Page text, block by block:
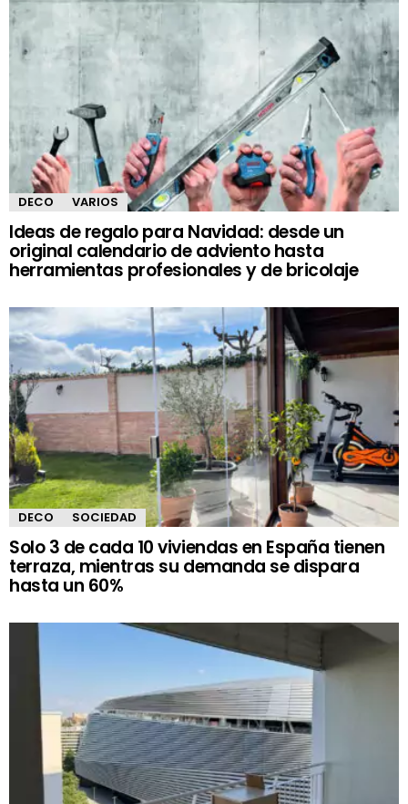
DECO VARIOS
Ideas de regalo para Navidad: desde un
original calendario de adviento hasta
herramientas profesionales y de bricolaje
DECO SOCIEDAD
Solo 3 de cada 10 viviendas en España tienen
terraza, mientras su demanda se dispara
hasta un 60%